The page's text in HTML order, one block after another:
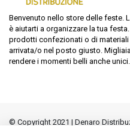
Benvenuto nello store delle feste.
è aiutarti a organizzare la tua
prodotti confezionati o di materiali
arrivata/o nel posto giusto.
rendere i momenti belli anche unici.
© Copyright 2021 | Denaro